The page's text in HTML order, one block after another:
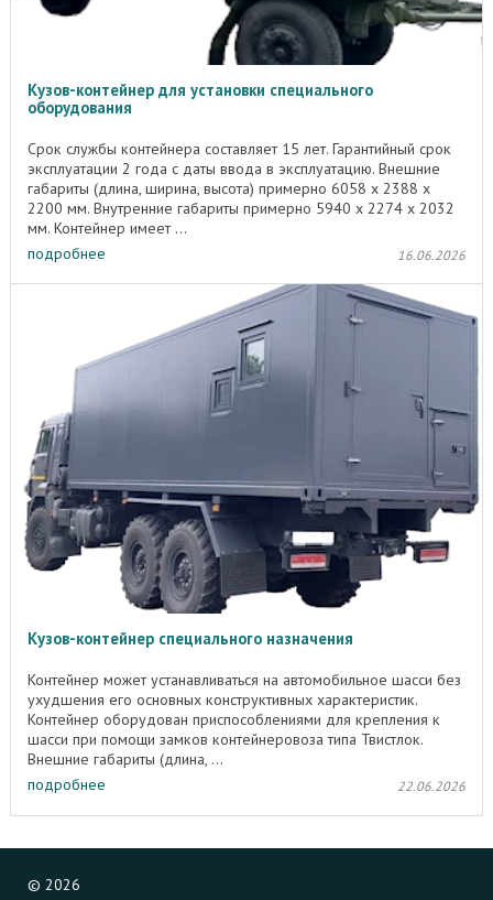
Кузов-контейнер для установки специального
оборудования
Срок службы контейнера составляет 15 лет. Гарантийный срок
эксплуатации 2 года с даты ввода в эксплуатацию. Внешние
габариты (длина, ширина, высота) примерно 6058 х 2388 х
2200 мм. Внутренние габариты примерно 5940 х 2274 х 2032
мм. Контейнер имеет ...
подробнее
16.06.2026
Кузов-контейнер специального назначения
Контейнер может устанавливаться на автомобильное шасси без
ухудшения его основных конструктивных характеристик.
Контейнер оборудован приспособлениями для крепления к
шасси при помощи замков контейнеровоза типа Твистлок.
Внешние габариты (длина, ...
подробнее
22.06.2026
© 2026